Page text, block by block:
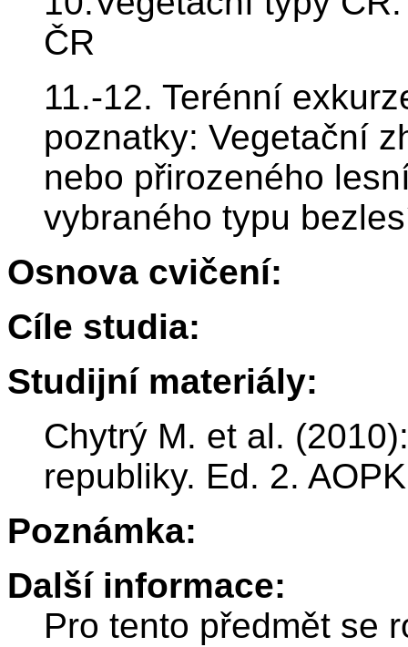
ČR
11.-12. Terénní
poznatky: Vegetační
nebo přirozeného
vybraného typu
Osnova cvičení:
Cíle studia:
Studijní materiály:
Chytrý M. et al.
republiky. Ed. 2.
Poznámka:
Další informace:
Pro tento předmět se